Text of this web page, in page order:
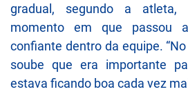
gradual, segundo a atleta,
momento em que passou
confiante dentro da equipe.
soube que era importante
estava ficando boa cada vez